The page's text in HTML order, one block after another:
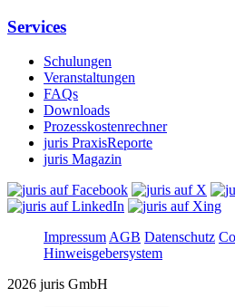
Services
Schulungen
Veranstaltungen
FAQs
Downloads
Prozesskostenrechner
juris PraxisReporte
juris Magazin
Impressum AGB Datenschutz
Hinweisgebersystem
2026 juris GmbH